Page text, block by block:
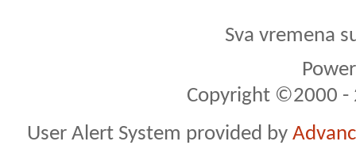
Sva vremena
Copyright ©2000 -
User Alert System provided by